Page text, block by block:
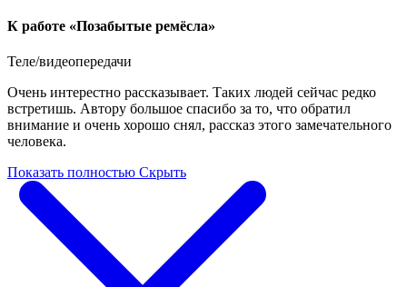
К работе «Позабытые ремёсла»
Теле/видеопередачи
Очень интерестно рассказывает. Таких людей сейчас редко
встретишь. Автору большое спасибо за то, что обратил
внимание и очень хорошо снял, рассказ этого замечательного
человека.
Показать полностью Скрыть